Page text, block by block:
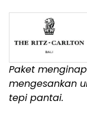
Paket
mengesankan
tepi pantai.